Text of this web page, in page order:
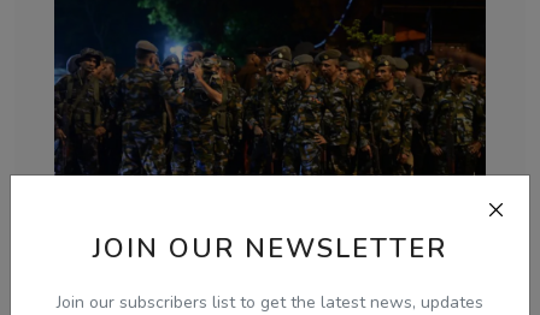
JOIN OUR NEWSLETTER
Join our subscribers list to get the latest news, updates